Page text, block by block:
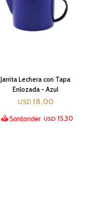
Jarrita Lechera con Tapa
Enlozada - Azul
USD 18,00
USD 15,30